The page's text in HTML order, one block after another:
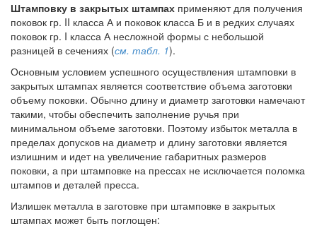
Штамповку в закрытых штампах применяют для получения
поковок гр. II класса А и поковок класса Б и в редких случаях
поковок гр. I класса А несложной формы с небольшой
разницей в сечениях (см. табл. 1).
Основным условием успешного осуществления штамповки в
закрытых штампах является соответствие объема заготовки
объему поковки. Обычно длину и диаметр заготовки намечают
такими, чтобы обеспечить заполнение ручья при
минимальном объеме заготовки. Поэтому избыток металла в
пределах допусков на диаметр и длину заготовки является
излишним и идет на увеличение габаритных размеров
поковки, а при штамповке на прессах не исключается поломка
штампов и деталей пресса.
Излишек металла в заготовке при штамповке в закрытых
штампах может быть поглощен: